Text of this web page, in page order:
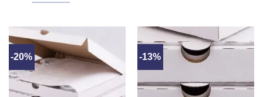
-20% -13%